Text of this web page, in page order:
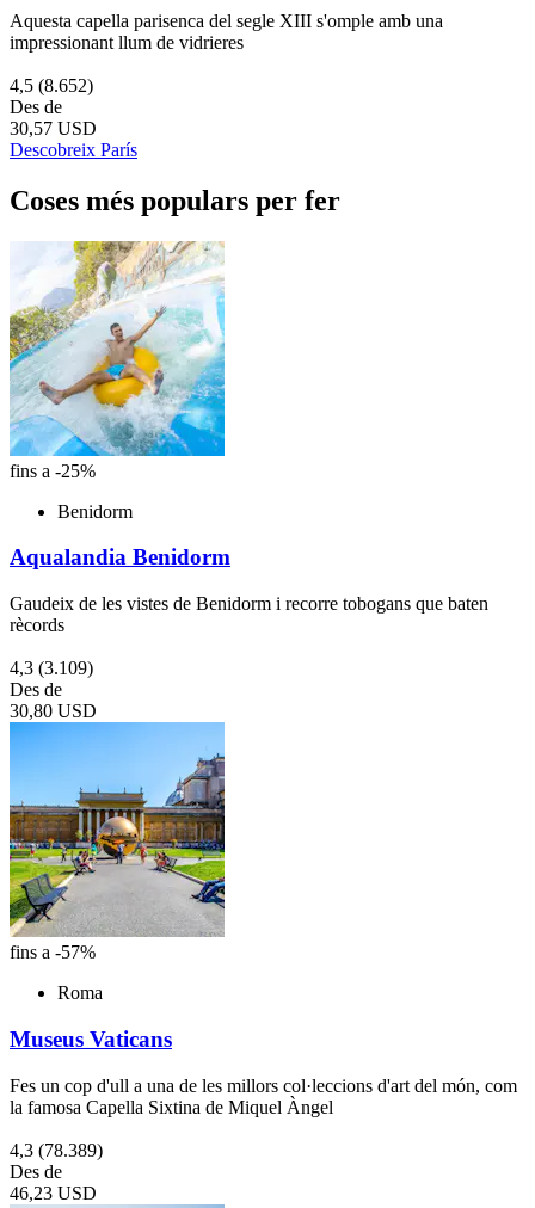
Aquesta capella parisenca del segle XIII s'omple amb una
impressionant llum de vidrieres
4,5 (8.652)
Des de
30,57 USD
Descobreix París
Coses més populars per fer
fins a -25%
Benidorm
Aqualandia Benidorm
Gaudeix de les vistes de Benidorm i recorre tobogans que baten
rècords
4,3 (3.109)
Des de
30,80 USD
fins a -57%
Roma
Museus Vaticans
Fes un cop d'ull a una de les millors col·leccions d'art del món, com
la famosa Capella Sixtina de Miquel Àngel
4,3 (78.389)
Des de
46,23 USD